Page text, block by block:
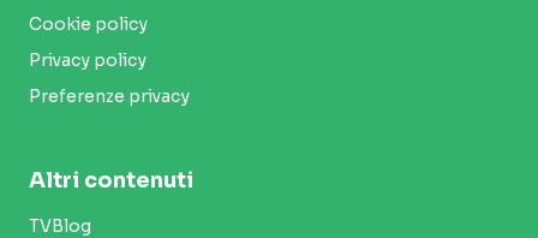
Cookie policy
Privacy policy
Preferenze privacy
Altri contenuti
TVBlog